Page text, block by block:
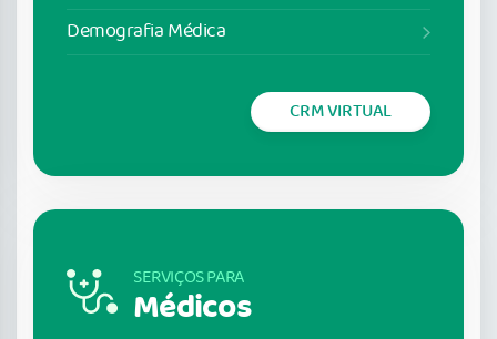
Demografia Médica
CRM VIRTUAL
SERVIÇOS PARA
Médicos